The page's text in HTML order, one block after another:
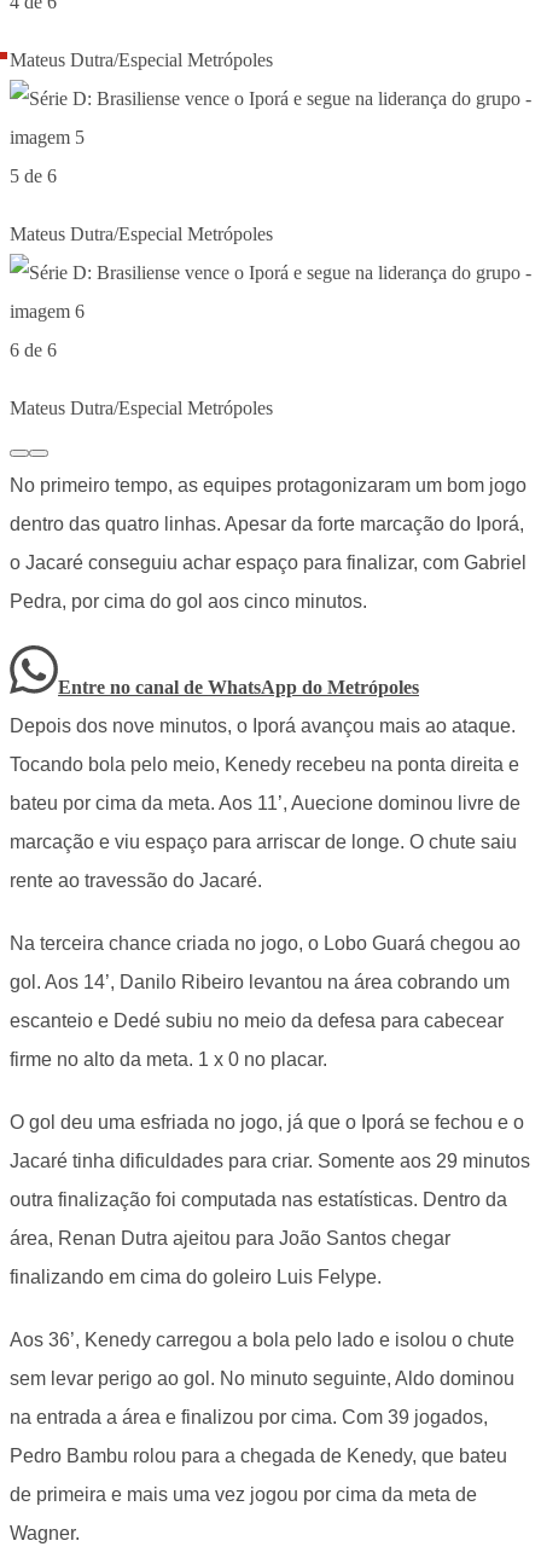
Mateus Dutra/Especial Metrópoles
5 de 6
Mateus Dutra/Especial Metrópoles
6 de 6
Mateus Dutra/Especial Metrópoles
No primeiro tempo, as equipes protagonizaram um bom jogo
dentro das quatro linhas. Apesar da forte marcação do Iporá,
o Jacaré conseguiu achar espaço para finalizar, com Gabriel
Pedra, por cima do gol aos cinco minutos.
Entre no canal de WhatsApp do Metrópoles
Depois dos nove minutos, o Iporá avançou mais ao ataque.
Tocando bola pelo meio, Kenedy recebeu na ponta direita e
bateu por cima da meta. Aos 11’, Auecione dominou livre de
marcação e viu espaço para arriscar de longe. O chute saiu
rente ao travessão do Jacaré.
Na terceira chance criada no jogo, o Lobo Guará chegou ao
gol. Aos 14’, Danilo Ribeiro levantou na área cobrando um
escanteio e Dedé subiu no meio da defesa para cabecear
firme no alto da meta. 1 x 0 no placar.
O gol deu uma esfriada no jogo, já que o Iporá se fechou e o
Jacaré tinha dificuldades para criar. Somente aos 29 minutos
outra finalização foi computada nas estatísticas. Dentro da
área, Renan Dutra ajeitou para João Santos chegar
finalizando em cima do goleiro Luis Felype.
Aos 36’, Kenedy carregou a bola pelo lado e isolou o chute
sem levar perigo ao gol. No minuto seguinte, Aldo dominou
na entrada a área e finalizou por cima. Com 39 jogados,
Pedro Bambu rolou para a chegada de Kenedy, que bateu
de primeira e mais uma vez jogou por cima da meta de
Wagner.